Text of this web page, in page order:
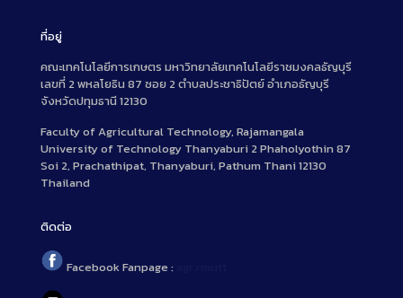
ที่อยู่
คณะเทคโนโลยีการเกษตร มหาวิทยาลัยเทคโนโลยีราชมงคลธัญบุรี
เลขที่ 2 พหลโยธิน 87 ซอย 2 ตำบลประชาธิปัตย์ อำเภอธัญบุรี
จังหวัดปทุมธานี 12130
Faculty of Agricultural Technology, Rajamangala
University of Technology Thanyaburi 2 Phaholyothin 87
Soi 2, Prachathipat, Thanyaburi, Pathum Thani 12130
Thailand
ติดต่อ
Facebook Fanpage :